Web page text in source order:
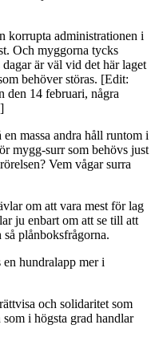
korrupta administrationen i
Och myggorna tycks
är väl vid det här laget
behöver störas. [Edit:
den 14 februari, några
massa andra håll runtom i
mygg-surr som behövs just
Vem vågar surra
om att vara mest för lag
ju enbart om att se till att
plånboksfrågorna.
hundralapp mer i
och solidaritet som
i högsta grad handlar